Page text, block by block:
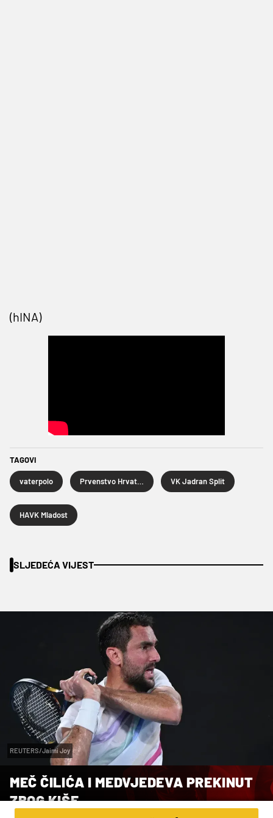
(hINA)
TAGOVI
vaterpolo VK Jadran Split
HAVK Mladost
SLJEDEĆA VIJEST
REUTERS/Jaimi Joy
MEČ ČILIĆA I MEDVJEDEVA PREKINUT
ZBOG KIŠE